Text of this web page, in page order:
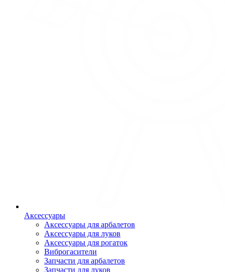
Аксессуары
Аксессуары для арбалетов
Аксессуары для луков
Аксессуары для рогаток
Виброгасители
Запчасти для арбалетов
Запчасти для луков